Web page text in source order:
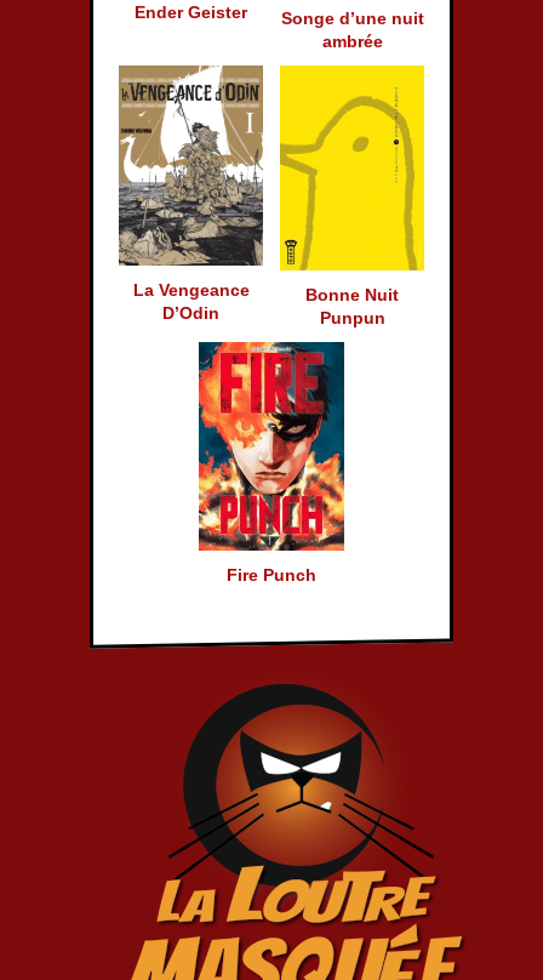
Ender Geister
Songe d’une nuit
ambrée
La Vengeance
D’Odin
Bonne Nuit
Punpun
Fire Punch